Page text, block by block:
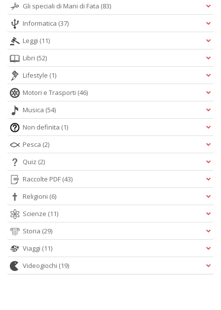
Gli speciali di Mani di Fata (83)
Informatica (37)
Leggi (11)
Libri (52)
Lifestyle (1)
Motori e Trasporti (46)
Musica (54)
Non definita (1)
Pesca (2)
Quiz (2)
Raccolte PDF (43)
Religioni (6)
Scienze (11)
Storia (29)
Viaggi (11)
Videogiochi (19)